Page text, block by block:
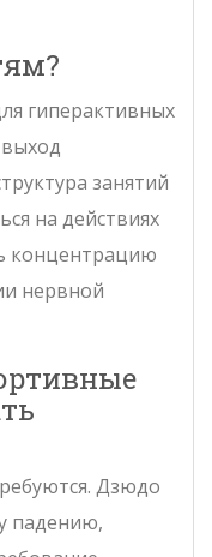
гиперактивных
занятий
на действиях
концентрацию
нервной
Дзюдо
падению,